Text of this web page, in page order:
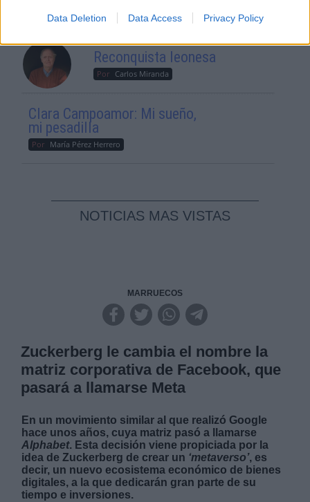
Data Deletion Data Access Privacy Policy
Geopolítica de Crisis
Reconquista leonesa
Por Carlos Miranda
Clara Campoamor: Mi sueño,
mi pesadilla
Por María Pérez Herrero
NOTICIAS MAS VISTAS
MARRUECOS
Zuckerberg le cambia el nombre la
matriz corporativa de Facebook, que
pasará a llamarse Meta
En un movimiento similar al que realizó Google
hace unos años, cuya matriz pasó a llamarse
Alphabet. Esta decisión viene propiciada por la
idea de Zuckerberg de crear un ‘metaverso’, es
decir, un nuevo ecosistema económico de bienes
digitales, a la que dedicarán gran parte de su
tiempo e inversiones.